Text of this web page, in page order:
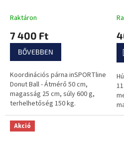
Raktáron
7 400 Ft
BŐVEBBEN
Koordinációs párna inSPORTline
Donut Ball - Átmérő 50 cm,
magasság 25 cm, súly 600 g,
terhelhetőség 150 kg.
Akció